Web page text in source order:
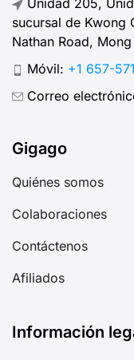
Unidad 205,
sucursal de Kwong
Nathan Road,
Móvil: +1 657-
Correo
Gigago
Quiénes somos
Colaboraciones
Contáctenos
Afiliados
Información